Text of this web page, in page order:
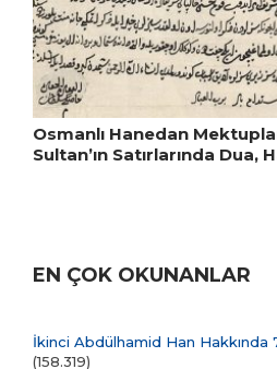
Osmanlı Hanedan
Sultan’ın Satırlarında
EN ÇOK OKUNANLAR
İkinci Abdülhamid Han Hakkında
(158.319)